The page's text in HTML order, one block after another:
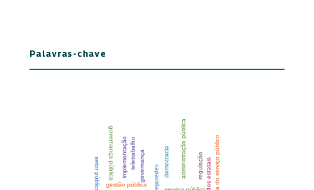
Palavras-chave